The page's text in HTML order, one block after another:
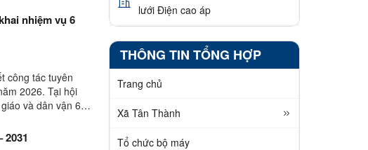
nhiệm vụ 6
công tác tuyên
2026. Tại hội
và dân vận 6
lưới Điện cao áp
THÔNG TIN TỔNG HỢP
Trang chủ
Xã Tân Thành
Tổ chức bộ máy